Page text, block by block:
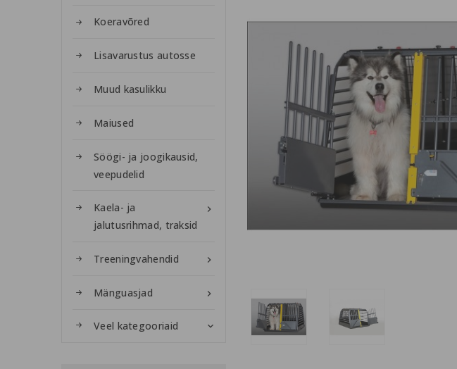
Koeravõred
Lisavarustus autosse
Muud kasulikku
Maiused
Söögi- ja joogikausid,
veepudelid

Kaela- ja
jalutusrihmad, traksid

Treeningvahendid

Mänguasjad
Veel kategooriaid 